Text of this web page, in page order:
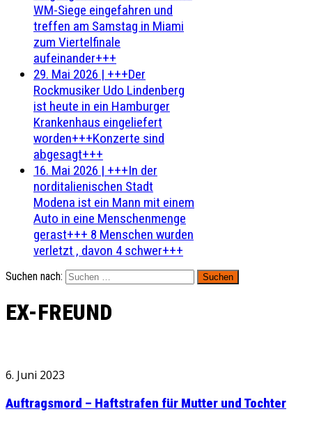
WM-Siege eingefahren und
treffen am Samstag in Miami
zum Viertelfinale
aufeinander+++
29. Mai 2026 | +++Der
Rockmusiker Udo Lindenberg
ist heute in ein Hamburger
Krankenhaus eingeliefert
worden+++Konzerte sind
abgesagt+++
16. Mai 2026 | +++In der
norditalienischen Stadt
Modena ist ein Mann mit einem
Auto in eine Menschenmenge
gerast+++ 8 Menschen wurden
verletzt , davon 4 schwer+++
Suchen nach:
EX-FREUND
6. Juni 2023
Auftragsmord – Haftstrafen für Mutter und Tochter